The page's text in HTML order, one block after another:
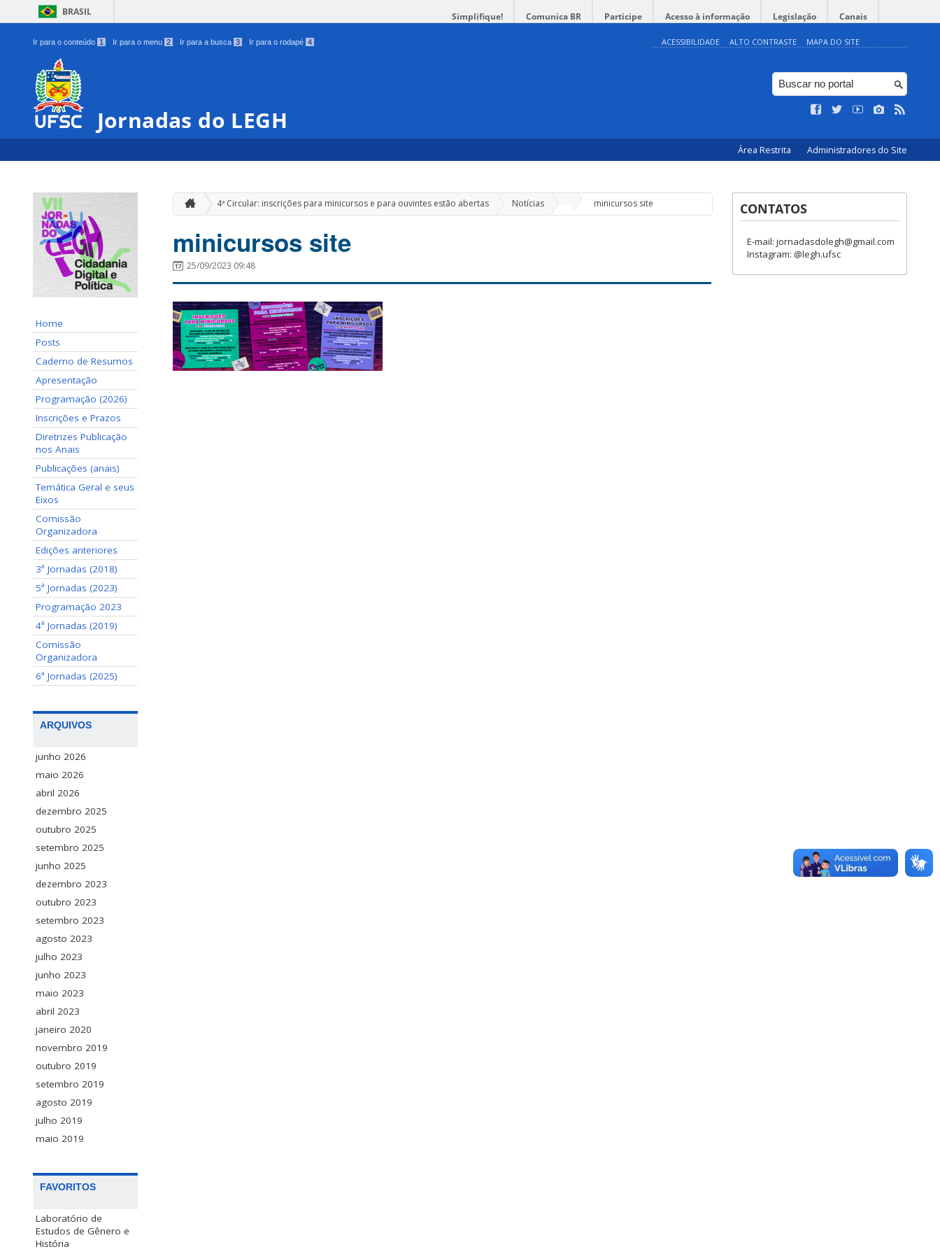
BRASIL Simplifique! Comunica BR Participe Acesso à informação Legislação Canais
Ir para o conteúdo 1 Ir para o menu 2 Ir para a busca 3 Ir para o rodapé 4 ACESSIBILIDADE ALTO CONTRASTE MAPA DO SITE
Jornadas do LEGH
Área Restrita Administradores do Site
Home
Posts
Caderno de Resumos
Apresentação
Programação (2026)
Inscrições e Prazos
Diretrizes Publicação
nos Anais
Publicações (anais)
Temática Geral e seus
Eixos
Comissão
Organizadora
Edições anteriores
3ª Jornadas (2018)
5ª Jornadas (2023)
Programação 2023
4ª Jornadas (2019)
Comissão
Organizadora
6ª Jornadas (2025)
ARQUIVOS
junho 2026
maio 2026
abril 2026
dezembro 2025
outubro 2025
setembro 2025
junho 2025
dezembro 2023
outubro 2023
setembro 2023
agosto 2023
julho 2023
junho 2023
maio 2023
abril 2023
janeiro 2020
novembro 2019
outubro 2019
setembro 2019
agosto 2019
julho 2019
maio 2019
FAVORITOS
Laboratório de
Estudos de Gênero e
História
4ª Circular: inscrições para minicursos e para ouvintes estão abertas Notícias minicursos site
minicursos site
25/09/2023 09:48
CONTATOS
E-mail: jornadasdolegh@gmail.com
Instagram: @legh.ufsc